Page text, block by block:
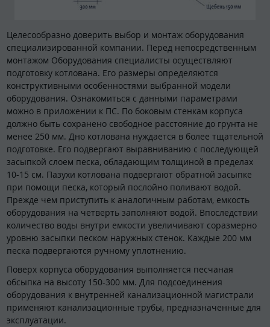
Целесообразно доверить выбор и монтаж оборудования
специализированной компании. Перед непосредственным
монтажом Оборудования специалисты осуществляют
подготовку котлована. Его размеры определяются
конструктивными особенностями выбранной модели
оборудования. Ознакомиться с данными параметрами
можно в приложении к ПС. По боковым стенкам корпуса
должно быть сохранено свободное расстояние до грунта не
менее 250 мм. Дно котлована нуждается в более тщательной
подготовке. Его подвергают выравниванию с последующей
засыпкой слоем песка, обладающим толщиной в пределах
10-15 см. Пазухи котлована подвергают обратной засыпке
при помощи песка, который послойно поливают водой.
Прежде чем приступить к аналогичным работам, емкость
оборудования на четверть заполняют водой. Впоследствии
количество воды внутри емкости увеличивают соразмерно
уровню засыпки песком наружных стенок. Каждые 200 мм
песка подвергаются ручному уплотнению.
Поверх корпуса оборудования выполняется песчаная
обсыпка на высоту 150-300 мм. Для подсоединения
оборудования к внутренней канализационной магистрали
применяют канализационные трубы, предназначенные для
эксплуатации.